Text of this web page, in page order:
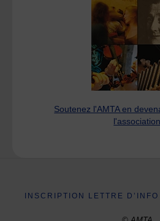
Soutenez l'AMTA en
l'association
INSCRIPTION LETTRE D’INFO